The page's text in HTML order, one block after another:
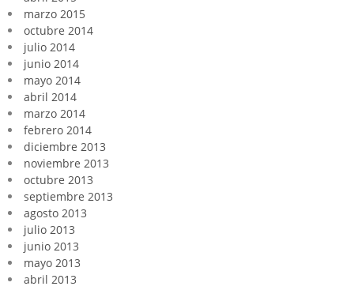
marzo 2015
octubre 2014
julio 2014
junio 2014
mayo 2014
abril 2014
marzo 2014
febrero 2014
diciembre 2013
noviembre 2013
octubre 2013
septiembre 2013
agosto 2013
julio 2013
junio 2013
mayo 2013
abril 2013